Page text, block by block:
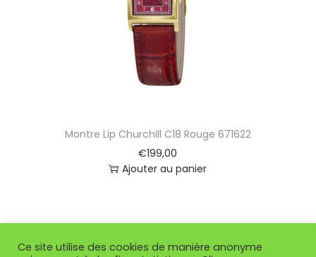
Montre Lip Churchill C18 Rouge 671622
€199,00
Ajouter au panier
Ce site utilise des cookies de manière anonyme